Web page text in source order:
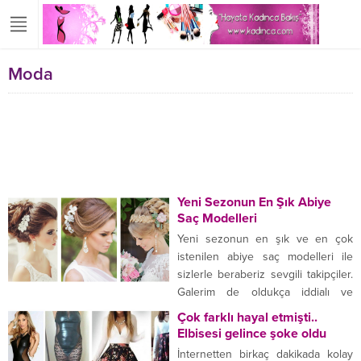
Moda
Yeni Sezonun En Şık Abiye
Saç Modelleri
Yeni sezonun en şık ve en çok
istenilen abiye saç modelleri ile
sizlerle beraberiz sevgili takipçiler.
Galerim de oldukça iddialı ve
gösterişli abiye topuz
modellerinden tutunda sade
dağınık topuzlara kadar bir çok
Çok farklı hayal etmişti..
Elbisesi gelince şoke oldu
İnternetten birkaç dakikada kolay